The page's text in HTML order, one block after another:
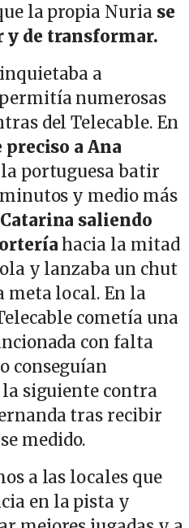
la propia Nuria se
y de transformar.
a
numerosas
del Telecable. En
preciso a Ana
portuguesa batir
y medio más
saliendo
hacia la mitad
y lanzaba un chut
meta local. En la
cometía una
con falta
conseguían
siguiente contra
tras recibir
medido.
a las locales que
en la pista y